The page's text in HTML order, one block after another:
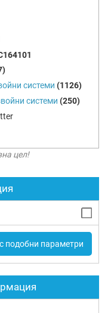
системи (1126)
системи (250)
цел!
подобни параметри